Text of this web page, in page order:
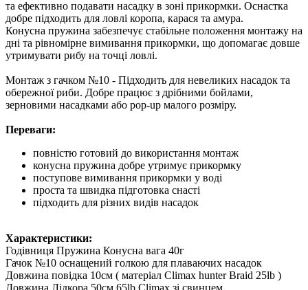
та ефективно подавати насадку в зоні прикормки. Оснастка
добре підходить для ловлі коропа, карася та амура.
Конусна пружина забезпечує стабільне положення монтажу на
дні та рівномірне вимивання прикормки, що допомагає довше
утримувати рибу на точці ловлі.
Монтаж з гачком №10 - Підходить для невеликих насадок та
обережної риби. Добре працює з дрібними бойлами,
зерновими насадками або pop-up малого розміру.
Переваги:
повністю готовий до використання монтаж
конусна пружина добре утримує прикормку
поступове вимивання прикормки у воді
проста та швидка підготовка снасті
підходить для різних видів насадок
Характеристики:
Годівниця Пружина Конусна вага 40г
Гачок №10 оснащений голкою для плаваючих насадок
Довжина повідка 10см ( матеріал Climax hunter Braid 25lb )
Довжина Лідкора 50см 65lb Climax зі свинцем